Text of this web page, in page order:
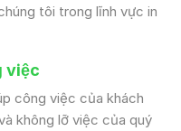
tôi trong lĩnh vực in
việc
công việc của khách
không lỡ việc của quý